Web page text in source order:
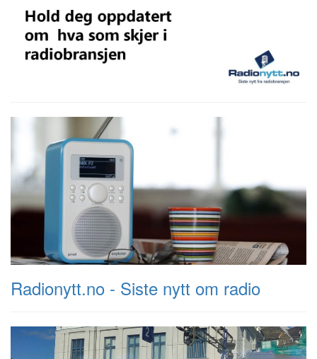
Radionytt.no - Siste nytt om radio